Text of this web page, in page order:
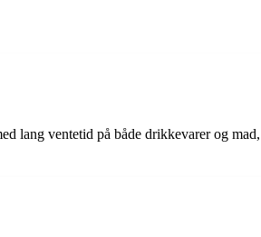
lang ventetid på både drikkevarer og